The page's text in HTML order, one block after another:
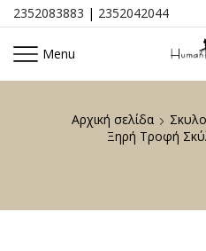
2352083883 | 2352042044
Menu
Αρχική σελίδα
Ξηρή Τροφή